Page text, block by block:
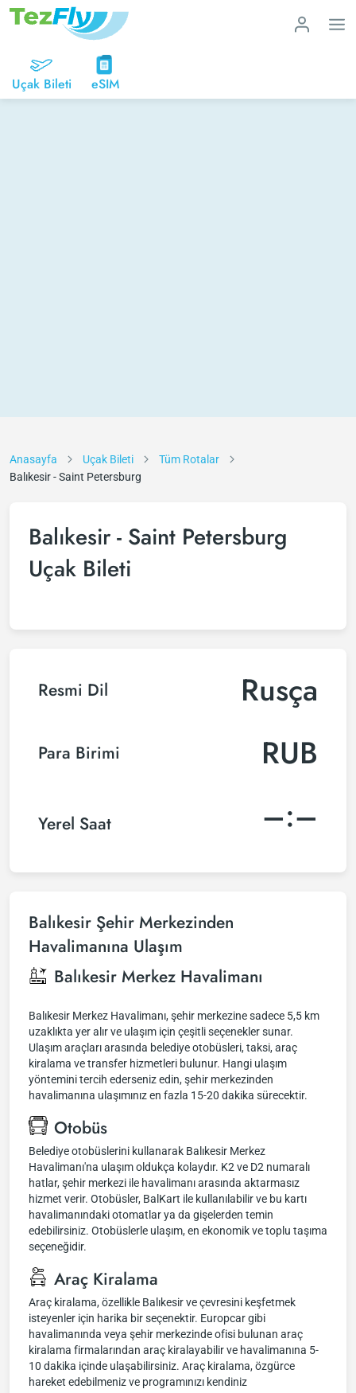
Uçak Bileti eSIM
Anasayfa Uçak Bileti
Tüm Rotalar
Balıkesir - Saint Petersburg
Balıkesir - Saint Petersburg
Uçak Bileti
Resmi Dil Rusça
Para Birimi RUB
Yerel Saat –:–
Balıkesir Şehir Merkezinden
Havalimanına Ulaşım
Balıkesir Merkez Havalimanı
Balıkesir Merkez Havalimanı, şehir merkezine sadece 5,5 km
uzaklıkta yer alır ve ulaşım için çeşitli seçenekler sunar.
Ulaşım araçları arasında belediye otobüsleri, taksi, araç
kiralama ve transfer hizmetleri bulunur. Hangi ulaşım
yöntemini tercih ederseniz edin, şehir merkezinden
havalimanına ulaşımınız en fazla 15-20 dakika sürecektir.
Otobüs
Belediye otobüslerini kullanarak Balıkesir Merkez
Havalimanı'na ulaşım oldukça kolaydır. K2 ve D2 numaralı
hatlar, şehir merkezi ile havalimanı arasında aktarmasız
hizmet verir. Otobüsler, BalKart ile kullanılabilir ve bu kartı
havalimanındaki otomatlar ya da gişelerden temin
edebilirsiniz. Otobüslerle ulaşım, en ekonomik ve toplu taşıma
seçeneğidir.
Araç Kiralama
Araç kiralama, özellikle Balıkesir ve çevresini keşfetmek
isteyenler için harika bir seçenektir. Europcar gibi
havalimanında veya şehir merkezinde ofisi bulunan araç
kiralama firmalarından araç kiralayabilir ve havalimanına 5-
10 dakika içinde ulaşabilirsiniz. Araç kiralama, özgürce
hareket edebilmeniz ve programınızı kendiniz